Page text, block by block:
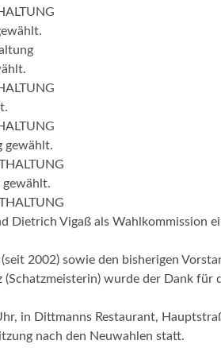
gewählt.
Vigaß als Wahlkommission
2002) sowie den bisherigen
(Schatzmeisterin) wurde der Dank für
in Dittmanns Restaurant,
nach den Neuwahlen statt.